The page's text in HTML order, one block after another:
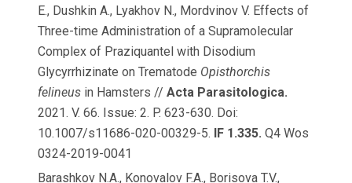
E., Dushkin A., Lyakhov N., Mordvinov V. Effects of
Three-time Administration of a Supramolecular
Complex of Praziquantel with Disodium
Glycyrrhizinate on Trematode Opisthorchis
felineus in Hamsters //Acta Parasitologica.
2021. V. 66. Issue: 2. P. 623-630. Doi:
10.1007/s11686-020-00329-5.
IF 1.335. Q4 Wos
0324-2019-0041
Barashkov N.A., Konovalov F.A., Borisova T.V.,